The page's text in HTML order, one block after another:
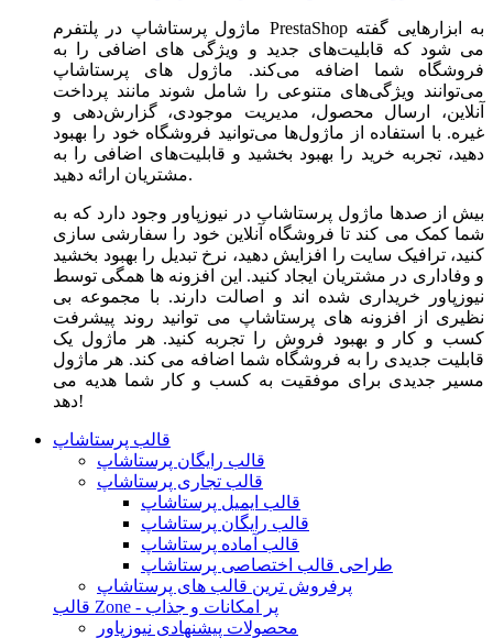
ماژول‌ پرستاشاپ در پلتفرم PrestaShop به ابزارهایی گفته
می شود که قابلیت‌های جدید و ویژگی های اضافی را به
فروشگاه شما اضافه می‌کند. ماژول های پرستاشاپ
می‌توانند ویژگی‌های متنوعی را شامل شوند مانند پرداخت
آنلاین، ارسال محصول، مدیریت موجودی، گزارش‌دهی و
غیره. با استفاده از ماژول‌ها می‌توانید فروشگاه خود را بهبود
دهید، تجربه خرید را بهبود بخشید و قابلیت‌های اضافی را به
مشتریان ارائه دهید.
بیش از صدها ماژول پرستاشاپ در نیوزپاور وجود دارد که به
شما کمک می کند تا فروشگاه آنلاین خود را سفارشی سازی
کنید، ترافیک سایت را افزایش دهید، نرخ تبدیل را بهبود بخشید
و وفاداری در مشتریان ایجاد کنید. این افزونه ها همگی توسط
نیوزپاور خریداری شده اند و اصالت دارند. با مجموعه بی
نظیری از افزونه های پرستاشاپ می توانید روند پیشرفت
کسب و کار و بهبود فروش را تجربه کنید. هر ماژول یک
قابلیت جدیدی را به فروشگاه شما اضافه می کند. هر ماژول
مسیر جدیدی برای موفقیت به کسب و کار شما هدیه می
دهد!
قالب پرستاشاپ
قالب رایگان پرستاشاپ
قالب تجاری پرستاشاپ
قالب ایمیل پرستاشاپ
قالب رایگان پرستاشاپ
قالب آماده پرستاشاپ
طراحی قالب اختصاصی پرستاشاپ
پرفروش ترین قالب های پرستاشاپ
قالب Zone - پر امکانات و جذاب
محصولات پیشنهادی نیوزپاور